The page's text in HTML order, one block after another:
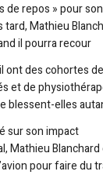
de repos » pour
tard, Mathieu
il pourra recour
ont des cohortes
et de
blessent-elles
sur son impact
Mathieu
pour faire du